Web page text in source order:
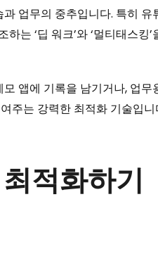
업무의 중추입니다. 특히
는 ‘딥 워크’와 ‘멀티태
앱에 기록을 남기거나, 업
주는 강력한 최적화 기술입
적화하기